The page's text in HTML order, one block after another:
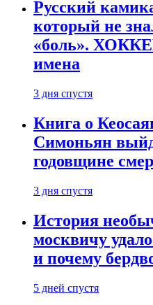
Русский
который не
«боль».
имена
3 дня спустя
Книга о
Симоньян
годовщине
3 дня спустя
История
москвичу
и почему
5 дней спустя